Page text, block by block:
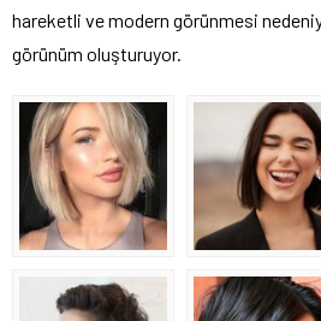
hareketli ve modern görünmesi
görünüm oluşturuyor.